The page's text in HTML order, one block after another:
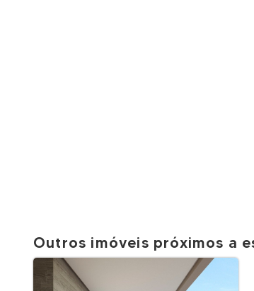
Outros imóveis próximos a